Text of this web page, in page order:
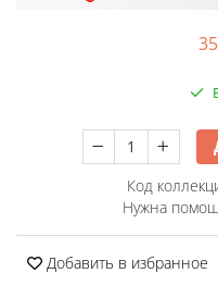
Код
Нужна
Добавить в избранное